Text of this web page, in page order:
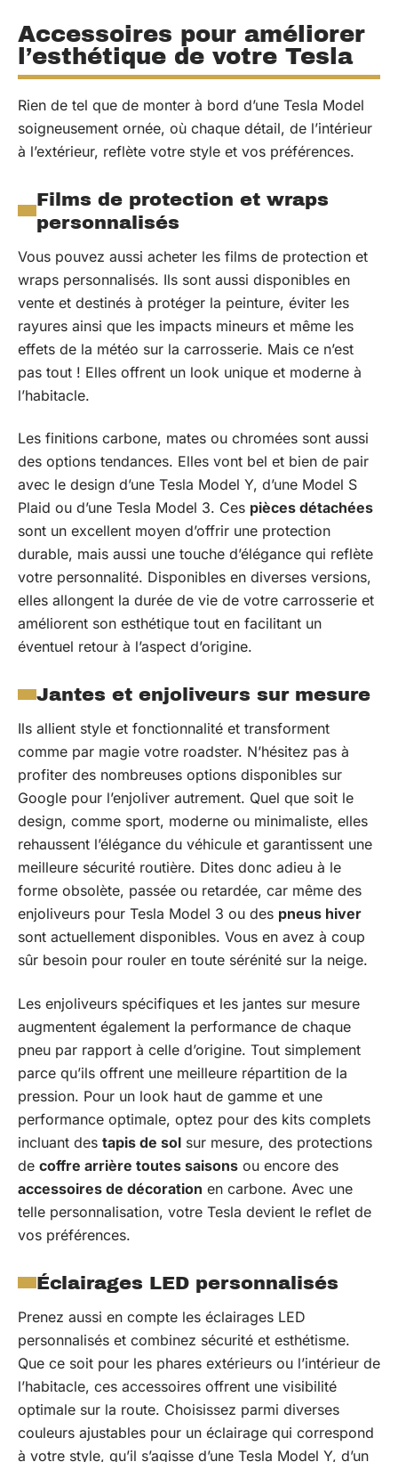
Accessoires pour améliorer
l’esthétique de votre Tesla
Rien de tel que de monter à bord d’une Tesla Model
soigneusement ornée, où chaque détail, de l’intérieur
à l’extérieur, reflète votre style et vos préférences.
Films de protection et wraps
personnalisés
Vous pouvez aussi acheter les films de protection et
wraps personnalisés. Ils sont aussi disponibles en
vente et destinés à protéger la peinture, éviter les
rayures ainsi que les impacts mineurs et même les
effets de la météo sur la carrosserie. Mais ce n’est
pas tout ! Elles offrent un look unique et moderne à
l’habitacle.
Les finitions carbone, mates ou chromées sont aussi
des options tendances. Elles vont bel et bien de pair
avec le design d’une Tesla Model Y, d’une Model S
Plaid ou d’une Tesla Model 3. Ces pièces détachées
sont un excellent moyen d’offrir une protection
durable, mais aussi une touche d’élégance qui reflète
votre personnalité. Disponibles en diverses versions,
elles allongent la durée de vie de votre carrosserie et
améliorent son esthétique tout en facilitant un
éventuel retour à l’aspect d’origine.
Jantes et enjoliveurs sur mesure
Ils allient style et fonctionnalité et transforment
comme par magie votre roadster. N’hésitez pas à
profiter des nombreuses options disponibles sur
Google pour l’enjoliver autrement. Quel que soit le
design, comme sport, moderne ou minimaliste, elles
rehaussent l’élégance du véhicule et garantissent une
meilleure sécurité routière. Dites donc adieu à le
forme obsolète, passée ou retardée, car même des
enjoliveurs pour Tesla Model 3 ou des pneus hiver
sont actuellement disponibles. Vous en avez à coup
sûr besoin pour rouler en toute sérénité sur la neige.
Les enjoliveurs spécifiques et les jantes sur mesure
augmentent également la performance de chaque
pneu par rapport à celle d’origine. Tout simplement
parce qu’ils offrent une meilleure répartition de la
pression. Pour un look haut de gamme et une
performance optimale, optez pour des kits complets
incluant des tapis de sol sur mesure, des protections
de coffre arrière toutes saisons ou encore des
accessoires de décoration en carbone. Avec une
telle personnalisation, votre Tesla devient le reflet de
vos préférences.
Éclairages LED personnalisés
Prenez aussi en compte les éclairages LED
personnalisés et combinez sécurité et esthétisme.
Que ce soit pour les phares extérieurs ou l’intérieur de
l’habitacle, ces accessoires offrent une visibilité
optimale sur la route. Choisissez parmi diverses
couleurs ajustables pour un éclairage qui correspond
à votre style, qu’il s’agisse d’une Tesla Model Y, d’un